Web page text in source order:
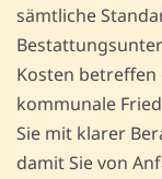
sämtliche
Kosten
kommunale
Sie mit klarer
damit Sie von